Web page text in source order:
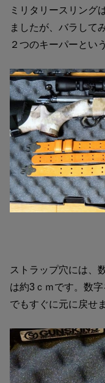
ミリタリースリング
ましたが、バラして
２つのキーパーとい
ストラップ穴には、
は約3ｃｍです。数
でもすぐに元に戻せ